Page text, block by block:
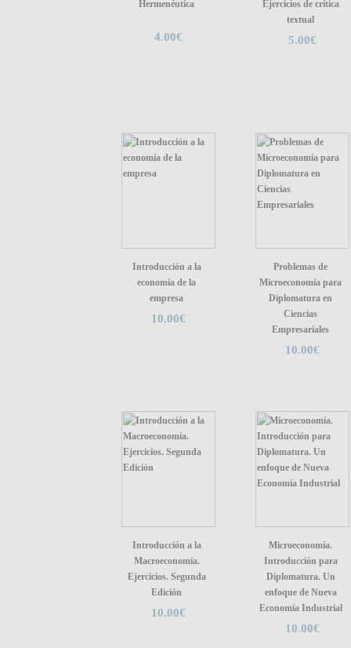
Hermenéutica
4.00€
Ejercicios de crítica
textual
5.00€
Introducción a la
economía de la
empresa
10.00€
Problemas de
Microeconomía para
Diplomatura en
Ciencias
Empresariales
10.00€
Introducción a la
Macroeconomía.
Ejercicios. Segunda
Edición
10.00€
Microeconomía.
Introducción para
Diplomatura. Un
enfoque de Nueva
Economía Industrial
10.00€